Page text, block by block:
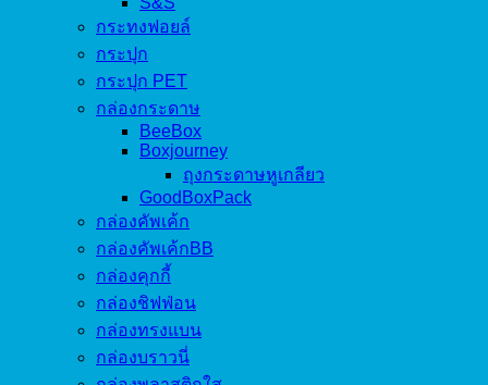
กระทงฟอยล์
กระปุก
กระปุก PET
กล่องกระดาษ
BeeBox
Boxjourney
ถุงกระดาษหูเกลียว
GoodBoxPack
กล่องคัพเค้ก
กล่องคัพเค้กBB
กล่องคุกกี้
กล่องชิฟฟ่อน
กล่องทรงแบน
กล่องบราวนี่